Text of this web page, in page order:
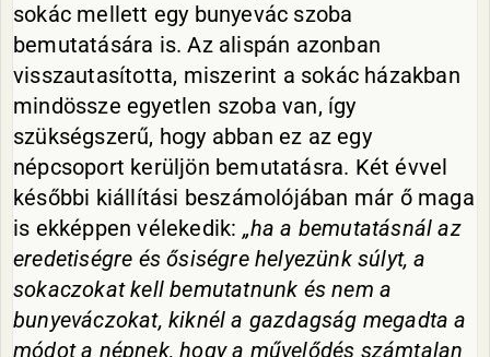
sokác mellett egy bunyevác szoba
bemutatására is. Az alispán azonban
visszautasította, miszerint a sokác házakban
mindössze egyetlen szoba van, így
szükségszerű, hogy abban ez az egy
népcsoport kerüljön bemutatásra. Két évvel
későbbi kiállítási beszámolójában már ő maga
is ekképpen vélekedik: „ha a bemutatásnál az
eredetiségre és ősiségre helyezünk súlyt, a
sokaczokat kell bemutatnunk és nem a
bunyeváczokat, kiknél a gazdagság megadta a
módot a népnek, hogy a művelődés számtalan